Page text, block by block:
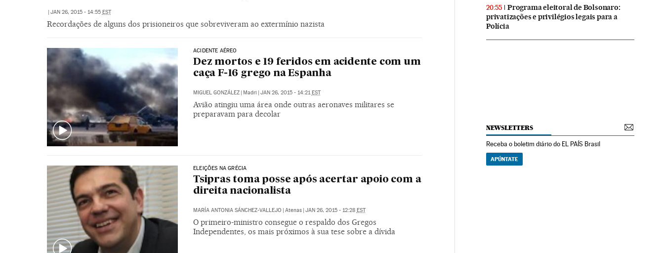
| JAN 26, 2015 - 14:55 EST
Recordações de alguns dos prisioneiros que sobreviveram ao extermínio nazista
ACIDENTE AÉREO
Dez mortos e 19 feridos em acidente com um
caça F-16 grego na Espanha
MIGUEL GONZÁLEZ | Madri | JAN 26, 2015 - 14:21 EST
Avião atingiu uma área onde outras aeronaves militares se
preparavam para decolar
ELEIÇÕES NA GRÉCIA
Tsipras toma posse após acertar apoio com a
direita nacionalista
MARÍA ANTONIA SÁNCHEZ-VALLEJO | Atenas | JAN 26, 2015 - 12:28 EST
O primeiro-ministro consegue o respaldo dos Gregos
Independentes, os mais próximos à sua tese sobre a dívida
20:55
Programa eleitoral de Bolsonaro:
privatizações e privilégios legais para a
Polícia
NEWSLETTERS
Receba o boletim diário do EL PAÍS Brasil
APÚNTATE